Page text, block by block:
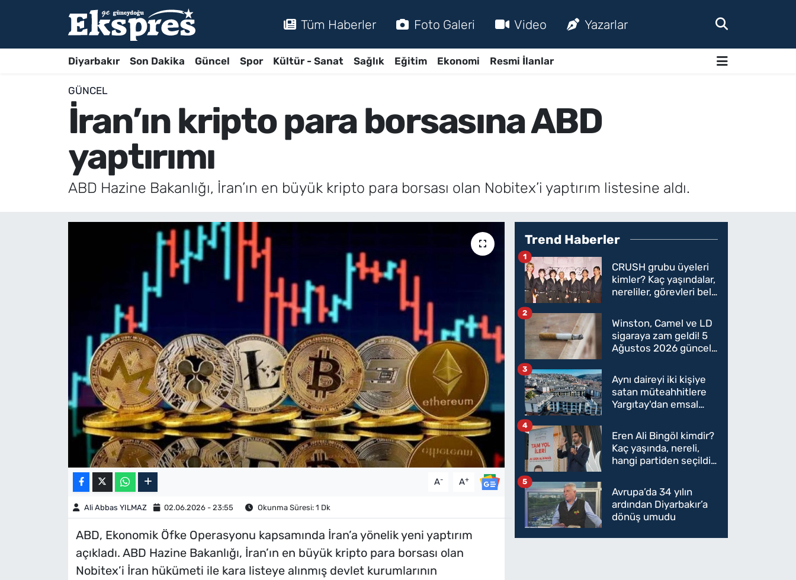
Tüm Haberler Foto Galeri Video Yazarlar
Diyarbakır Son Dakika Güncel Spor Kültür - Sanat Sağlık Eğitim Ekonomi Resmi İlanlar
GÜNCEL
İran’ın kripto para borsasına ABD
yaptırımı
ABD Hazine Bakanlığı, İran’ın en büyük kripto para borsası olan Nobitex’i yaptırım listesine aldı.
A- A+
Ali Abbas YILMAZ 02.06.2026 - 23:55 Okunma Süresi: 1 Dk
ABD, Ekonomik Öfke Operasyonu kapsamında İran’a yönelik yeni yaptırım
açıkladı. ABD Hazine Bakanlığı, İran’ın en büyük kripto para borsası olan
Nobitex’i İran hükümeti ile kara listeye alınmış devlet kurumlarının
Trend Haberler
CRUSH grubu üyeleri
kimler? Kaç yaşındalar,
nereliler, görevleri belli
1
Winston, Camel ve LD
sigaraya zam geldi! 5
Ağustos 2026 güncel
oldu
2
Aynı daireyi iki kişiye
satan müteahhitlere
Yargıtay'dan emsal
3
Eren Ali Bingöl kimdir?
Kaç yaşında, nereli,
hangi partiden seçildi?
Parti'ye mi geçecek?
4
Avrupa’da 34 yılın
ardından Diyarbakır’a
dönüş umudu
5